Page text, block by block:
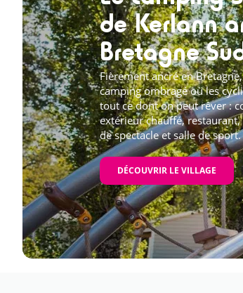
de Kerlann
Bretagne
Fièrement ancré en
camping ombragé où les
tout ce dont on peut rêver :
extérieur chauffé, restaurant,
de spectacle et salle de sport.
DÉCOUVRIR LE VILLAGE